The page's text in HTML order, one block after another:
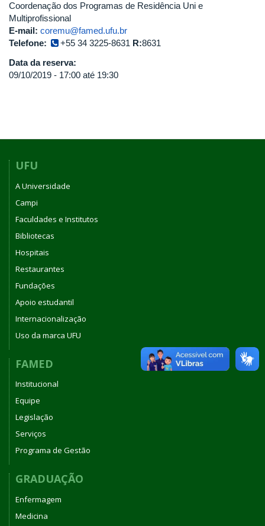
Coordenação dos Programas de Residência Uni e
Multiprofissional
E-mail: coremu@famed.ufu.br
Telefone:
+55 34 3225-8631 R:8631
Data da reserva:
09/10/2019 - 17:00 até 19:30
UFU
A Universidade
Campi
Faculdades e Institutos
Bibliotecas
Hospitais
Restaurantes
Fundações
Apoio estudantil
Internacionalização
Uso da marca UFU
FAMED
Institucional
Equipe
Legislação
Serviços
Programa de Gestão
GRADUAÇÃO
Enfermagem
Medicina